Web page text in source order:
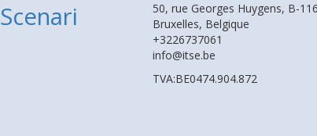
Scenari
50, rue Georges Huygens, B-
Bruxelles, Belgique
+3226737061
info@itse.be
TVA:BE0474.904.872